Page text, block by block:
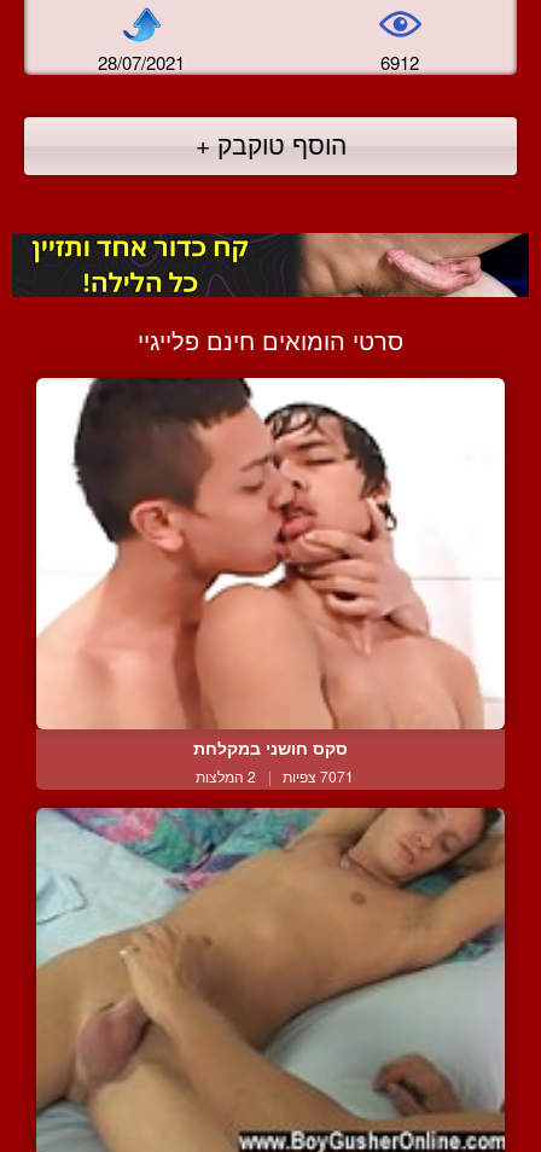
28/07/2021 6912
הוסף טוקבק +
סרטי הומואים חינם פלייגיי
סקס חושני במקלחת
7071 צפיות | 2 המלצות